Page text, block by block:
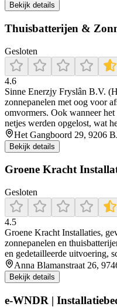
Bekijk details
Thuisbatterijen &
Gesloten
4.6
Sinne Enerzjy Fryslân B.V.
zonnepanelen met oog voor
omvormers. Ook wanneer
netjes werden opgelost, wat
Het Gangboord 29, 9206
Bekijk details
Groene Kracht
Gesloten
4.5
Groene Kracht Installaties,
zonnepanelen en
en gedetailleerde uitvoering,
Anna Blamanstraat 26,
Bekijk details
e-WNDR |